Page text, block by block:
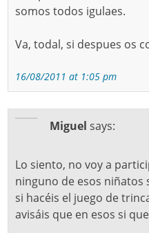
somos todos igulaes.
Va, todal, si despues os
16/08/2011 at 1:05 pm
Miguel says:
Lo siento, no voy a
ninguno de esos niñatos
si hacéis el juego de
avisáis que en esos si